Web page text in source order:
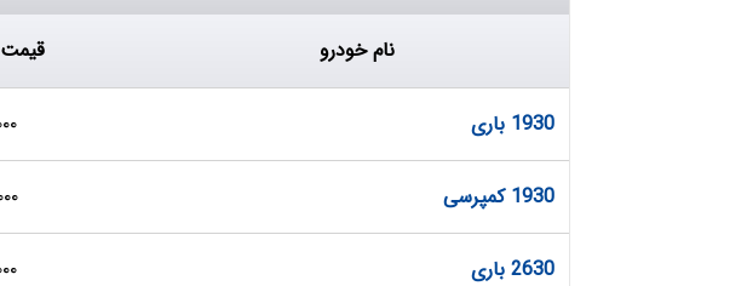
نام خودرو قیمت
1930 باری
1930 کمپرسی
2630 باری